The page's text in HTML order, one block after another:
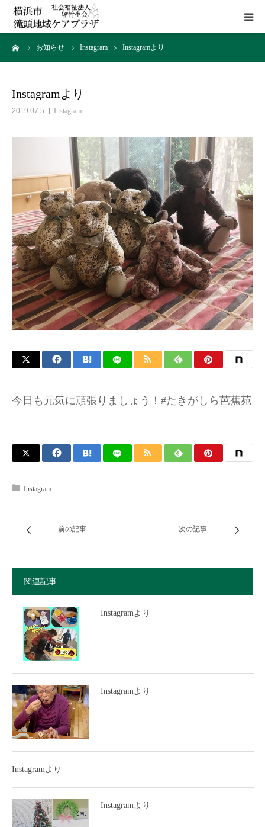
お知らせ Instagram Instagramより
Instagramより
2019.07.5 Instagram
今日も元気に頑張りましょう！#たきがしら芭蕉苑
Instagram
前の記事 次の記事
関連記事
Instagramより
Instagramより
Instagramより
Instagramより
HOME
施設概要
アクセス
お問い合わせ